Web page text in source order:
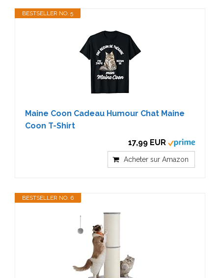
BESTSELLER NO. 5
Maine Coon Cadeau Humour Chat Maine
Coon T-Shirt
17,99 EUR
Acheter sur Amazon
BESTSELLER NO. 6